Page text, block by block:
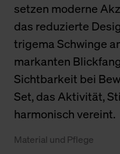
setzen moderne
das reduzierte
trigema Schwinge
markanten
Sichtbarkeit bei
Set, das Aktivität,
harmonisch vereint.
Material und Pflege